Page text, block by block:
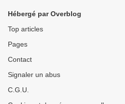
Hébergé par Overblog
Top articles
Pages
Contact
Signaler un abus
C.G.U.